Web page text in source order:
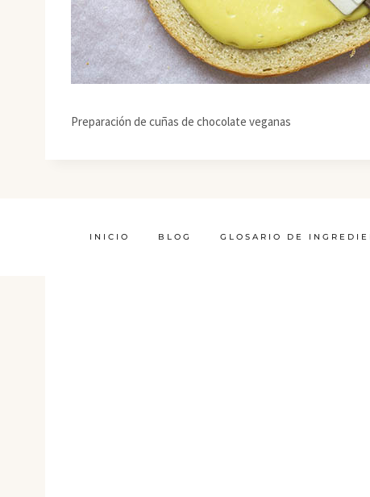
Preparación de cuñas de chocolate veganas
INICIO BLOG GLOSARIO DE